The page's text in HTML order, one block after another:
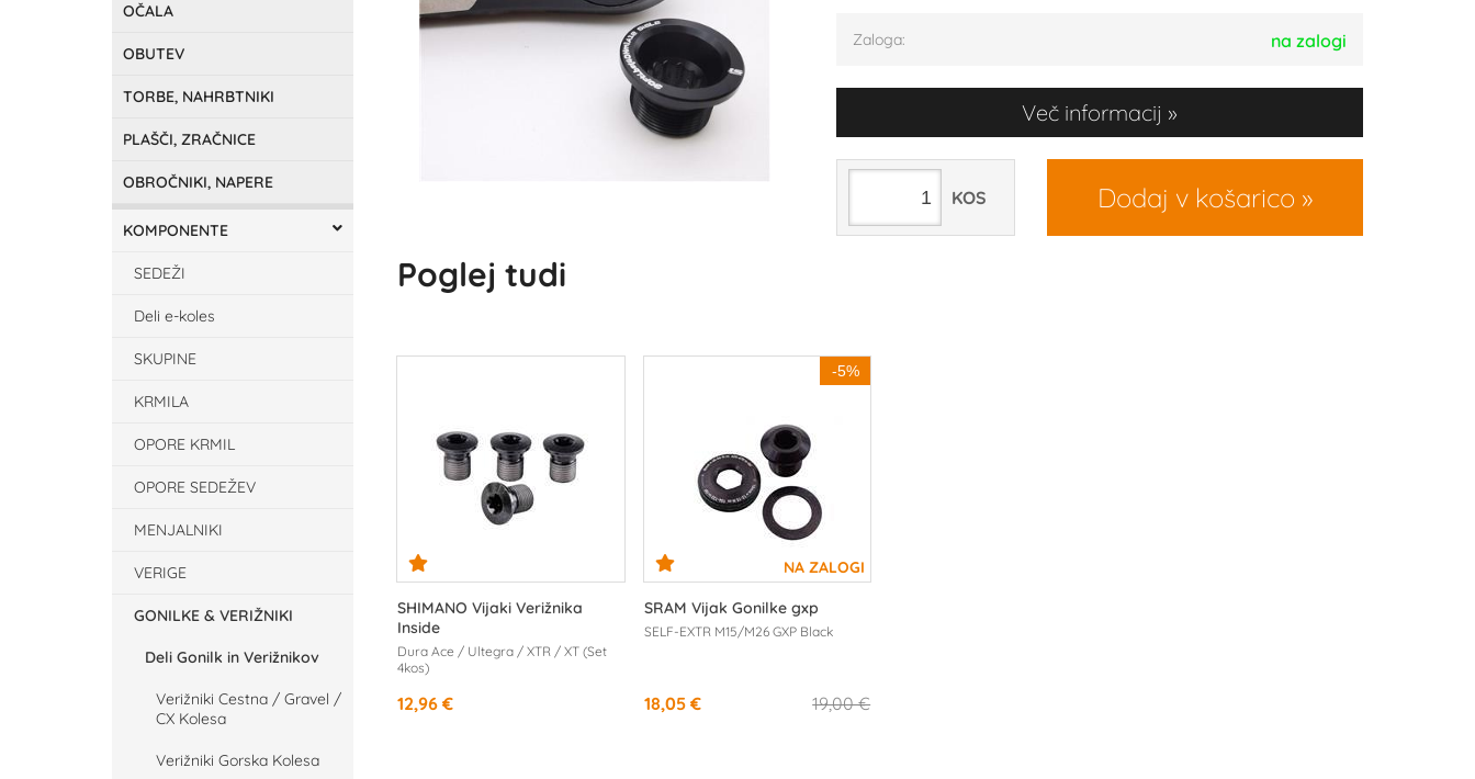
OČALA
OBUTEV
TORBE, NAHRBTNIKI
PLAŠČI, ZRAČNICE
OBROČNIKI, NAPERE
KOMPONENTE
SEDEŽI
Deli e-koles
SKUPINE
KRMILA
OPORE KRMIL
OPORE SEDEŽEV
MENJALNIKI
VERIGE
GONILKE & VERIŽNIKI
Deli Gonilk in Verižnikov
Verižniki Cestna / Gravel /
CX Kolesa
Verižniki Gorska Kolesa
Zaloga: na zalogi
Več informacij
Dodaj v košarico
KOS
Poglej tudi
SHIMANO Vijaki Verižnika
Inside
Dura Ace / Ultegra / XTR / XT (Set
4kos)
12,96 €
-5%
SRAM Vijak Gonilke gxp
SELF-EXTR M15/M26 GXP Black
19,00 €
18,05 €